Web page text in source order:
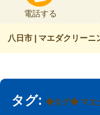
電話する
八日市 | マエダクリーニ
タグ: ◆タグ◆ マエ